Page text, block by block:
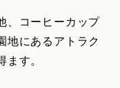
、コーヒーカップ
地にあるアトラク
す。